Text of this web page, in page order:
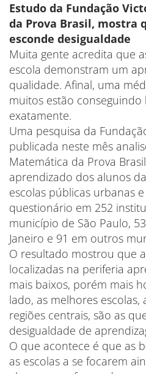
Estudo da Fundação
da Prova Brasil, mostra
esconde desigualdade
Muita gente acredita que
escola demonstram um
qualidade. Afinal, uma
muitos estão conseguindo
exatamente.
Uma pesquisa da
publicada neste mês
Matemática da Prova
aprendizado dos alunos
escolas públicas urbanas
questionário em 252
município de São Paulo,
Janeiro e 91 em outros
O resultado mostrou que
localizadas na periferia
mais baixos, porém mais
lado, as melhores escolas,
regiões centrais, são as
desigualdade de
O que acontece é que as
as escolas a se focarem